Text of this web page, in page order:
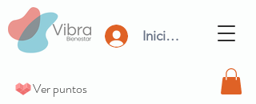
Iniciar Sesión
Ver puntos